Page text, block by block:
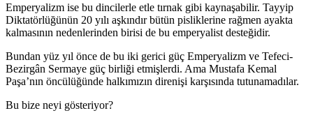
Emperyalizm ise bu dincilerle etle tırnak gibi kaynaşabilir. Tayyip
Diktatörlüğünün 20 yılı aşkındır bütün pisliklerine rağmen ayakta
kalmasının nedenlerinden birisi de bu emperyalist desteğidir.
Bundan yüz yıl önce de bu iki gerici güç Emperyalizm ve Tefeci-
Bezirgân Sermaye güç birliği etmişlerdi. Ama Mustafa Kemal
Paşa’nın öncülüğünde halkımızın direnişi karşısında tutunamadılar.
Bu bize neyi gösteriyor?